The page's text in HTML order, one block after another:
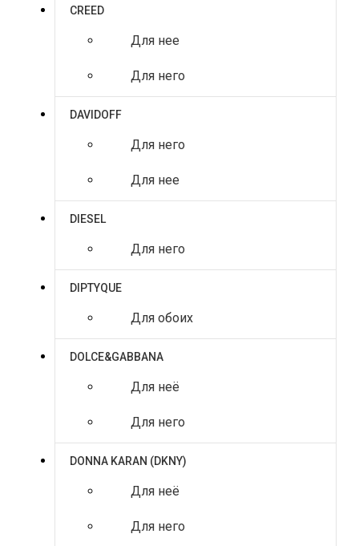
CREED
Для нее
Для него
DAVIDOFF
Для него
Для нее
DIESEL
Для него
DIPTYQUE
Для обоих
DOLCE&GABBANA
Для неё
Для него
DONNA KARAN (DKNY)
Для неё
Для него